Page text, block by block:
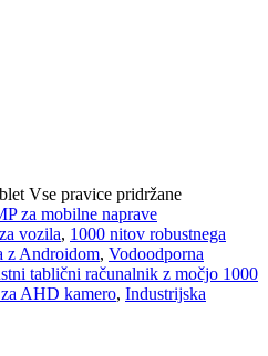
Vse pravice pridržane
za mobilne naprave
vozila, 1000 nitov robustnega
z Androidom, Vodoodporna
tablični računalnik z močjo 1000
AHD kamero, Industrijska